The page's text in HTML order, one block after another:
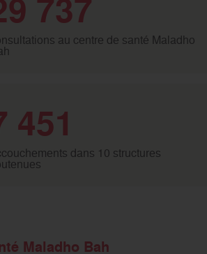
737
au centre de santé Maladho
451
dans 10 structures
Maladho Bah